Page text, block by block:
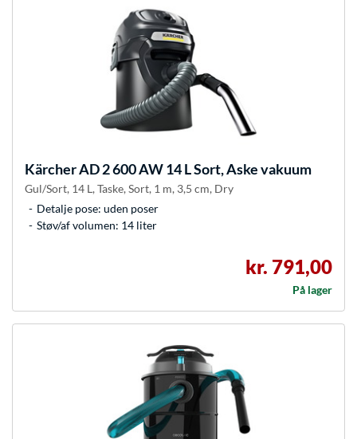
KärcherAD 2 600 AW 14 L Sort, Aske vakuum
Gul/Sort, 14 L, Taske, Sort, 1 m, 3,5 cm, Dry
Detalje pose: uden poser
Støv/af volumen: 14 liter
kr. 791,00
På lager